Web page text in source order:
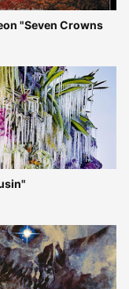
"Seven Crowns